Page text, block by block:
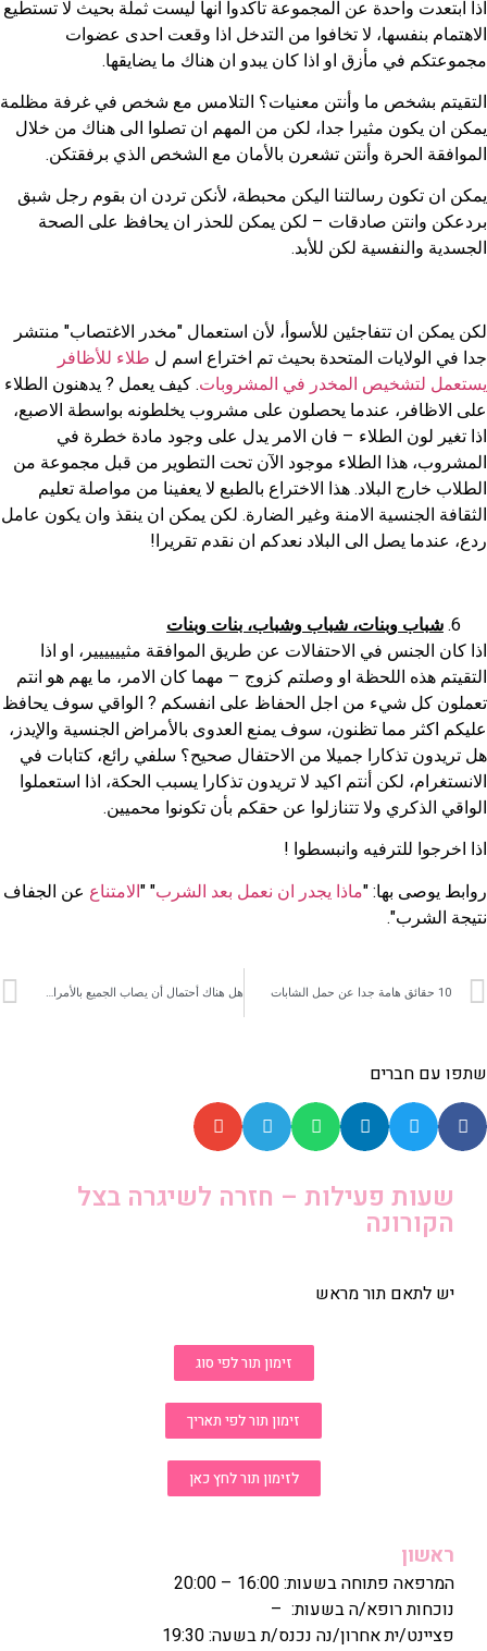
اذا ابتعدت واحدة عن المجموعة تأكدوا انها ليست ثملة بحيث لا تستطيع
الاهتمام بنفسها، لا تخافوا من التدخل اذا وقعت احدى عضوات
مجموعتكم في مأزق او اذا كان يبدو ان هناك ما يضايقها.
التقيتم بشخص ما وأنتن معنيات؟ التلامس مع شخص في غرفة مظلمة
يمكن ان يكون مثيرا جدا، لكن من المهم ان تصلوا الى هناك من خلال
الموافقة الحرة وأنتن تشعرن بالأمان مع الشخص الذي برفقتكن.
يمكن ان تكون رسالتنا اليكن محبطة، لأنكن تردن ان بقوم رجل شبق
بردعكن وانتن صادقات – لكن يمكن للحذر ان يحافظ على الصحة
الجسدية والنفسية لكن للأبد.
لكن يمكن ان تتفاجئين للأسوأ، لأن استعمال "مخدر الاغتصاب" منتشر
جدا في الولايات المتحدة بحيث تم اختراع اسم ل طلاء للأظافر
يستعمل لتشخيص المخدر في المشروبات. كيف يعمل ? يدهنون الطلاء
على الاظافر، عندما يحصلون على مشروب يخلطونه بواسطة الاصبع،
اذا تغير لون الطلاء – فان الامر يدل على وجود مادة خطرة في
المشروب، هذا الطلاء موجود الآن تحت التطوير من قبل مجموعة من
الطلاب خارج البلاد. هذا الاختراع بالطبع لا يعفينا من مواصلة تعليم
الثقافة الجنسية الامنة وغير الضارة. لكن يمكن ان ينقذ وان يكون عامل
ردع، عندما يصل الى البلاد نعدكم ان نقدم تقريرا!
شباب وبنات، شباب وشباب، بنات وبنات
اذا كان الجنس في الاحتفالات عن طريق الموافقة مثيييييير، او اذا
التقيتم هذه اللحظة او وصلتم كزوج – مهما كان الامر، ما يهم هو انتم
تعملون كل شيء من اجل الحفاظ على انفسكم ? الواقي سوف يحافظ
عليكم اكثر مما تظنون، سوف يمنع العدوى بالأمراض الجنسية والإيدز،
هل تريدون تذكارا جميلا من الاحتفال صحيح؟ سلفي رائع، كتابات في
الانستغرام، لكن أنتم اكيد لا تريدون تذكارا يسبب الحكة، اذا استعملوا
الواقي الذكري ولا تتنازلوا عن حقكم بأن تكونوا محميين.
اذا اخرجوا للترفيه وانبسطوا !
روابط يوصى بها: "ماذا يجدر ان نعمل بعد الشرب" "الامتناع عن الجفاف
نتيجة الشرب".
10 حقائق هامة جدا عن حمل الشابات هل هناك أحتمال أن يصاب الجميع بالأمراض المنقولة جنسيا أو أنه يوجد مجموعات معرضة أكثر لخطر الإصابة؟
שתפו עם חברים
שעות פעילות – חזרה לשיגרה בצל
הקורונה
יש לתאם תור מראש
זימון תור לפי סוג
זימון תור לפי תאריך
לזימון תור לחץ כאן
ראשון
המרפאה פתוחה בשעות: 16:00 – 20:00
נוכחות רופא/ה בשעות: –
פציינט/ית אחרון/נה נכנס/ת בשעה: 19:30